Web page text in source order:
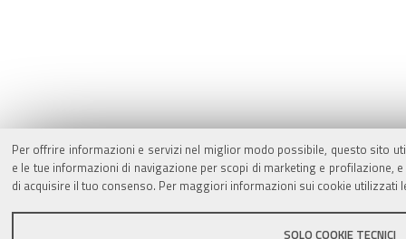
Per offrire informazioni e servizi nel miglior modo possibile, questo sito
e le tue informazioni di navigazione per scopi di marketing e
di acquisire il tuo consenso. Per maggiori informazioni sui cookie utilizzati
SOLO COOKIE TECNICI